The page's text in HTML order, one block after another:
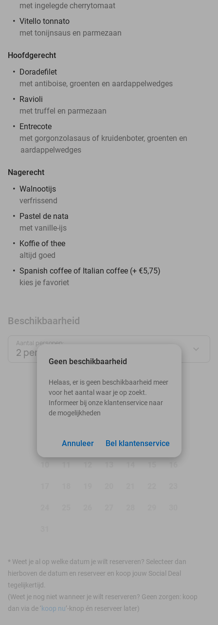
met ingelegde cherrytomaat
Vitello tonnato
met tonijnsaus en parmezaan
Hoofdgerecht
Doradefilet
met antiboise, groenten en aardappelwedges
Ravioli
met truffel en parmezaan
Entrecote
met gorgonzolasaus of kruidenboter, groenten en
aardappelwedges
Nagerecht
Walnootijs
verfrissend
Pastel de nata
met vanille-ijs
Koffie of thee
altijd goed
Spanish coffee of Italian coffee (+ €5,75)
kies je favoriet
Beschikbaarheid
Aantal personen:
2 personen
augustus 2026
Ma
Di Wo Do Vr
4 5 6 7 8
* Weet je al op welke datum je wilt reserveren? Selecteer dan
hierboven de datum en reserveer en koop jouw Social Deal
tegelijkertijd.
(Weet je nog niet wanneer je wilt reserveren? Geen zorgen: koop
dan via de ‘koop nu’-knop én reserveer later)
Geen beschikbaarheid
Helaas, er is geen beschikbaarheid meer
voor het aantal waar je op zoekt.
Informeer bij onze klantenservice naar
de mogelijkheden
Bel klantenservice
Annuleer